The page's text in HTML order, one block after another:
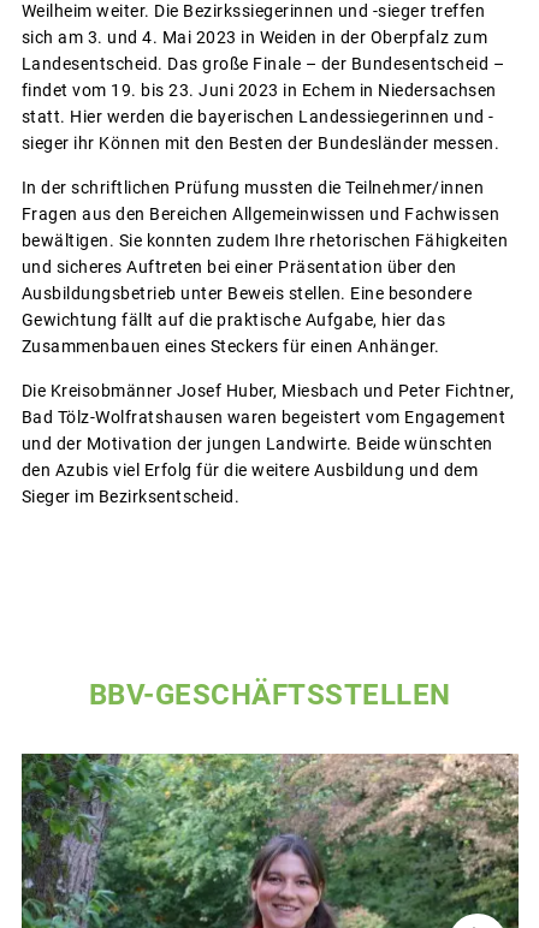
Weilheim weiter. Die Bezirkssiegerinnen und -sieger treffen
sich am 3. und 4. Mai 2023 in Weiden in der Oberpfalz zum
Landesentscheid. Das große Finale – der Bundesentscheid –
findet vom 19. bis 23. Juni 2023 in Echem in Niedersachsen
statt. Hier werden die bayerischen Landessiegerinnen und -
sieger ihr Können mit den Besten der Bundesländer messen.
In der schriftlichen Prüfung mussten die Teilnehmer/innen
Fragen aus den Bereichen Allgemeinwissen und Fachwissen
bewältigen. Sie konnten zudem Ihre rhetorischen Fähigkeiten
und sicheres Auftreten bei einer Präsentation über den
Ausbildungsbetrieb unter Beweis stellen. Eine besondere
Gewichtung fällt auf die praktische Aufgabe, hier das
Zusammenbauen eines Steckers für einen Anhänger.
Die Kreisobmänner Josef Huber, Miesbach und Peter Fichtner,
Bad Tölz-Wolfratshausen waren begeistert vom Engagement
und der Motivation der jungen Landwirte. Beide wünschten
den Azubis viel Erfolg für die weitere Ausbildung und dem
Sieger im Bezirksentscheid.
BBV-GESCHÄFTSSTELLEN